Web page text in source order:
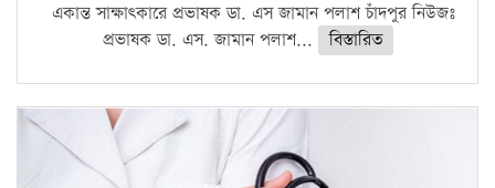
একান্ত সাক্ষাৎকারে প্রভাষক ডা. এস জামান পলাশ চাঁদপুর নিউজঃ
প্রভাষক ডা. এস. জামান পলাশ...
বিস্তারিত